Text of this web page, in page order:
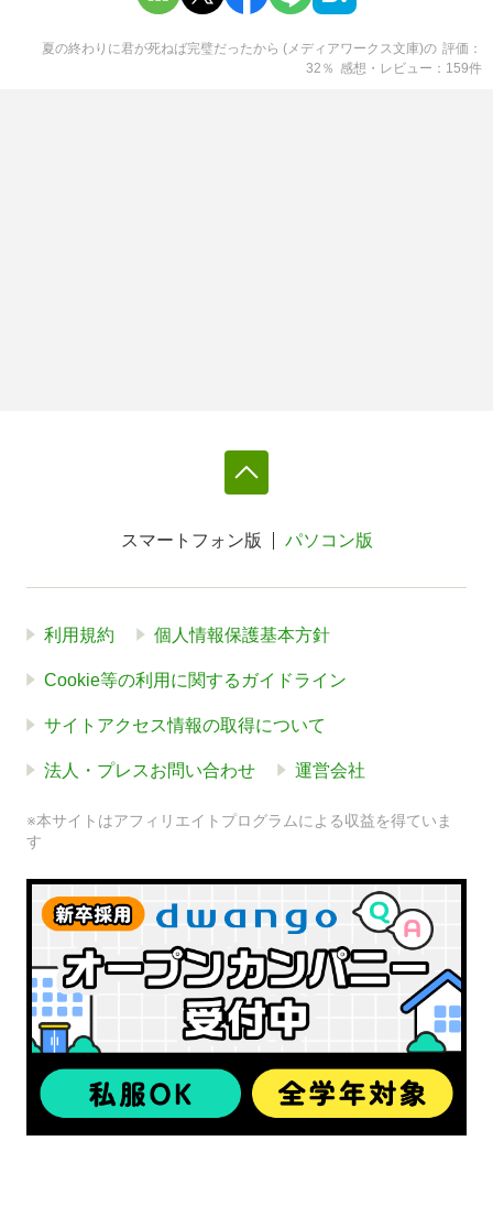
夏の終わりに君が死ねば完璧だったから (メディアワークス文庫)の 評価
32 ％ 感想・レビュー 159件
スマートフォン版 パソコン版
利用規約 個人情報保護基本方針
Cookie等の利用に関するガイドライン
サイトアクセス情報の取得について
法人・プレスお問い合わせ 運営会社
※本サイトはアフィリエイトプログラムによる収益を得ていま
す